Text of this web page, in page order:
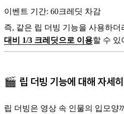
이벤트 기간: 60크레딧 차감
즉, 같은 립 더빙 기능을 사용하
대비 1/3 크레딧으로 이용할 수 있
🎬 립 더빙 기능에 대해 자세
립 더빙은 영상 속 인물의 입모양